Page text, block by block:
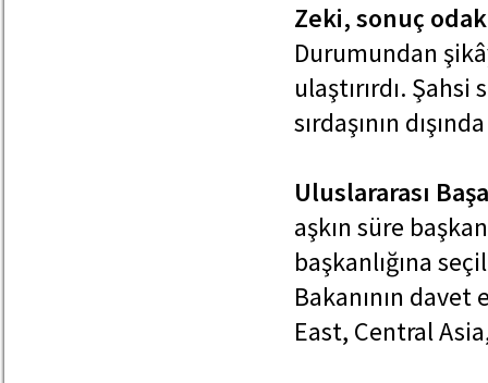
Zeki, sonuç
Durumundan
ulaştırırdı.
sırdaşının
Uluslararası
aşkın süre
başkanlığına
Bakanının davet
East, Central